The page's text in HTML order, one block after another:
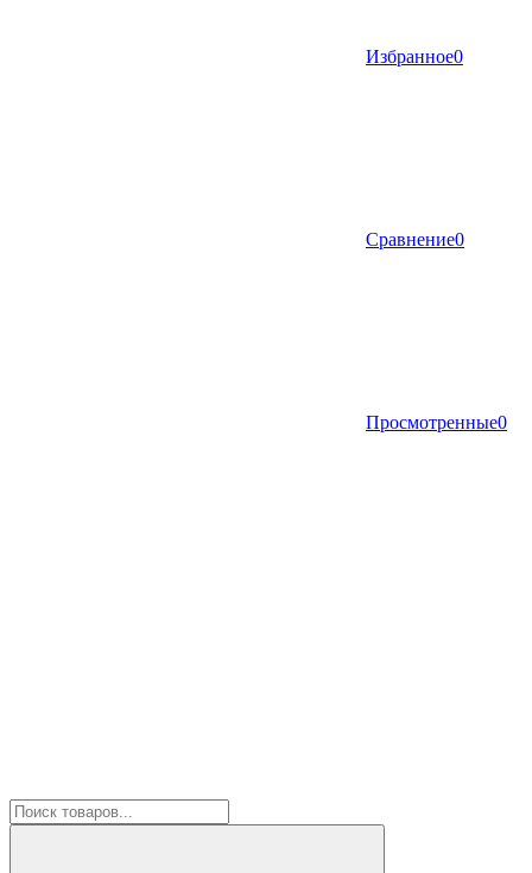
Избранное0
Сравнение0
Просмотренные0